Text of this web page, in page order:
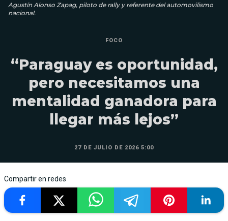
Agustín Alonso Zapag, piloto de rally y referente del automovilismo
nacional.
FOCO
“Paraguay es oportunidad,
pero necesitamos una
mentalidad ganadora para
llegar más lejos”
27 DE JULIO DE 2026 5:00
Compartir en redes